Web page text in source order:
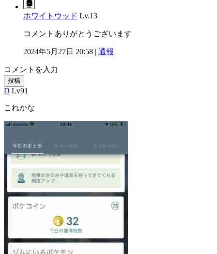
ホワイトウッド Lv.13
コメントありがとうございます
2024年5月27日 20:58 | 通報
コメントを入力
投稿
D Lv91
これかな